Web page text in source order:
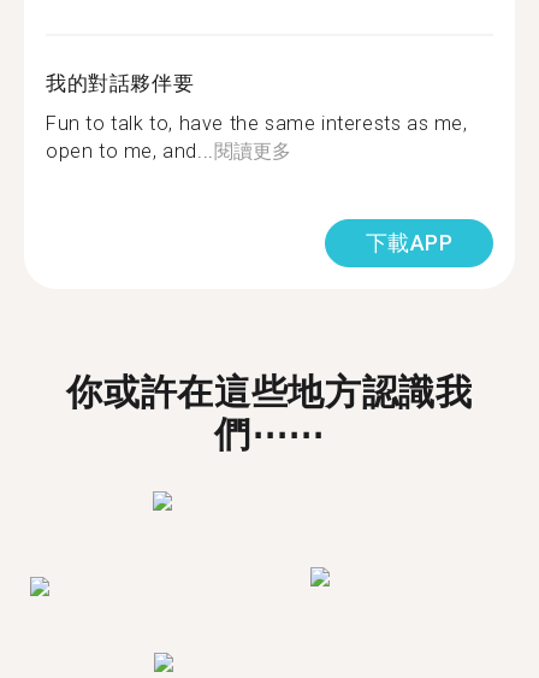
我的對話夥伴要
Fun to talk to, have the same interests as me,
open to me, and...閱讀更多
下載APP
你或許在這些地方認識我
們⋯⋯